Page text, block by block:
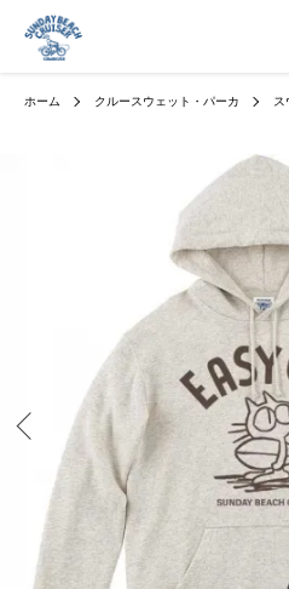
ホーム クルースウェット・パーカ ス